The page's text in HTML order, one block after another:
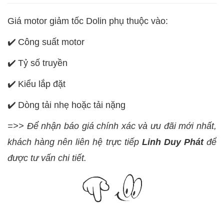
Giá motor giảm tốc Dolin phụ thuộc vào:
✔️ Công suất motor
✔️ Tỷ số truyền
✔️ Kiểu lắp đặt
✔️ Dòng tải nhẹ hoặc tải nặng
=>> Để nhận báo giá chính xác và ưu đãi mới nhất,
khách hàng nên liên hệ trực tiếp Linh Duy Phátđể
được tư vấn chi tiết.